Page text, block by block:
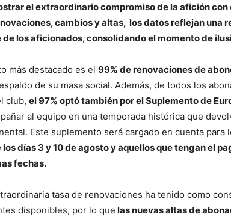
el extraordinario compromiso de la afición
cambios y altas, los datos reflejan una
de los aficionados, consolidando el momento de
más destacado es el 99% de renovaciones de
de su masa social. Además, de todos los
club, el 97% optó también por el Suplemento de
al equipo en una temporada histórica que
Este suplemento será cargado en cuenta para
los días 3 y 10 de agosto y aquellos que tengan el
fechas.
tasa de renovaciones ha tenido como
disponibles, por lo que las nuevas altas de